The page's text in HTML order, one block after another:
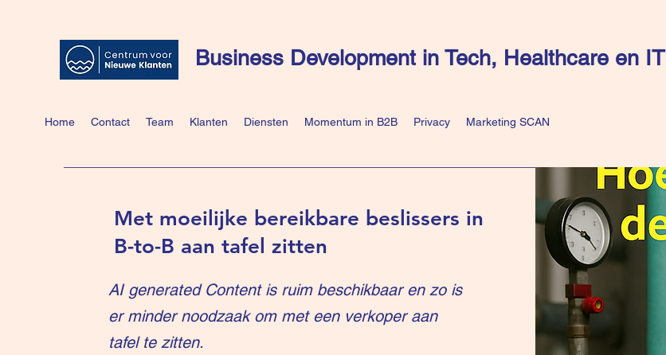
Business Development in Tech, Healthcare en IT
Home Contact Team Klanten Diensten Momentum in B2B Privacy Marketing SCAN
Met moeilijke bereikbare beslissers in
B-to-B aan tafel zitten
AI generated Content is ruim beschikbaar en zo is
er minder noodzaak om met een verkoper aan
tafel te zitten.